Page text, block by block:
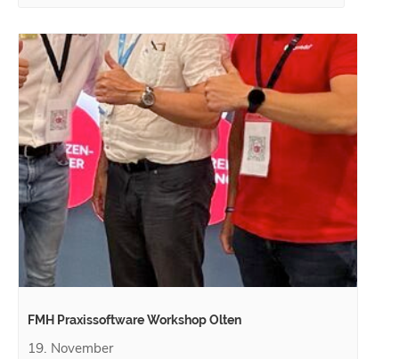
FMH Praxissoftware Workshop Olten
19. November